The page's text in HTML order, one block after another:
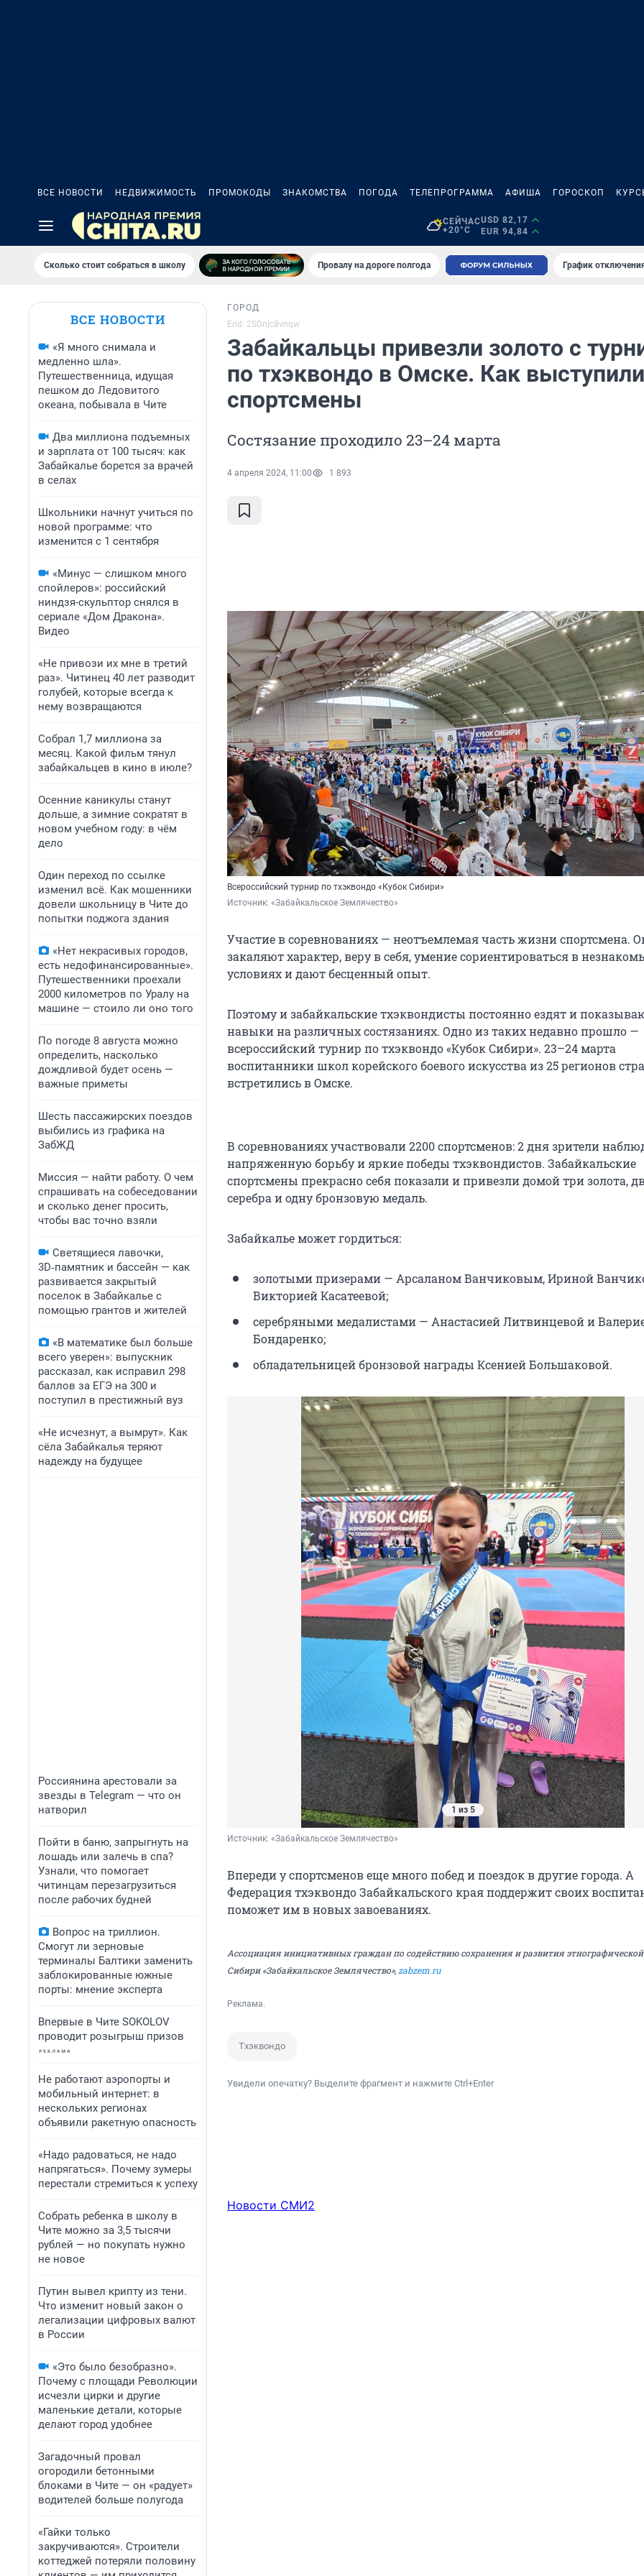
ВСЕ НОВОСТИ НЕДВИЖИМОСТЬ ПРОМОКОДЫ ЗНАКОМСТВА ПОГОДА ТЕЛЕПРОГРАММА АФИША ГОРОСКОП
СЕЙЧАС
+20°C
USD 82,17
EUR 94,84
Сколько стоит собраться в школу Провалу на дороге полгода График
ВСЕ НОВОСТИ
«Я много снимала и
медленно шла».
Путешественница, идущая
пешком до Ледовитого
океана, побывала в Чите
Два миллиона подъемных
и зарплата от 100 тысяч: как
Забайкалье борется за врачей
в селах
Школьники начнут учиться по
новой программе: что
изменится с 1 сентября
«Минус — слишком много
спойлеров»: российский
ниндзя-скульптор снялся в
сериале «Дом Дракона».
Видео
«Не привози их мне в третий
раз». Читинец 40 лет разводит
голубей, которые всегда к
нему возвращаются
Собрал 1,7 миллиона за
месяц. Какой фильм тянул
забайкальцев в кино в июле?
Осенние каникулы станут
дольше, а зимние сократят в
новом учебном году: в чём
дело
Один переход по ссылке
изменил всё. Как мошенники
довели школьницу в Чите до
попытки поджога здания
«Нет некрасивых городов,
есть недофинансированные».
Путешественники проехали
2000 километров по Уралу на
машине — стоило ли оно того
По погоде 8 августа можно
определить, насколько
дождливой будет осень —
важные приметы
Шесть пассажирских поездов
выбились из графика на
ЗабЖД
Миссия — найти работу. О чем
спрашивать на собеседовании
и сколько денег просить,
чтобы вас точно взяли
Светящиеся лавочки,
3D‑памятник и бассейн — как
развивается закрытый
поселок в Забайкалье с
помощью грантов и жителей
«В математике был больше
всего уверен»: выпускник
рассказал, как исправил 298
баллов за ЕГЭ на 300 и
поступил в престижный вуз
«Не исчезнут, а вымрут». Как
сёла Забайкалья теряют
надежду на будущее
Россиянина арестовали за
звезды в Telegram — что он
натворил
Пойти в баню, запрыгнуть на
лошадь или залечь в спа?
Узнали, что помогает
читинцам перезагрузиться
после рабочих будней
Вопрос на триллион.
Смогут ли зерновые
терминалы Балтики заменить
заблокированные южные
порты: мнение эксперта
Впервые в Чите SOKOLOV
проводит розыгрыш призов
Не работают аэропорты и
мобильный интернет: в
нескольких регионах
объявили ракетную опасность
«Надо радоваться, не надо
напрягаться». Почему зумеры
перестали стремиться к успеху
Собрать ребенка в школу в
Чите можно за 3,5 тысячи
рублей — но покупать нужно
не новое
Путин вывел крипту из тени.
Что изменит новый закон о
легализации цифровых валют
в России
«Это было безобразно».
Почему с площади Революции
исчезли цирки и другие
маленькие детали, которые
делают город удобнее
Загадочный провал
огородили бетонными
блоками в Чите — он «радует»
водителей больше полугода
«Гайки только
закручиваются». Строители
коттеджей потеряли половину
ГОРОД
Erid: 2SDnjc8vnqw
Забайкальцы привезли золото с
по тхэквондо в Омске. Как выступили
спортсмены
Состязание проходило 23–24 марта
4 апреля 2024, 11:00 1 893
Всероссийский турнир по тхэквондо «Кубок Сибири»
Источник: «Забайкальское Землячество»
Участие в соревнованиях — неотъемлемая часть жизни спортсмена.
закаляют характер, веру в себя, умение сориентироваться в
условиях и дают бесценный опыт.
Поэтому и забайкальские тхэквондисты постоянно ездят и
навыки на различных состязаниях. Одно из таких недавно прошло —
всероссийский турнир по тхэквондо «Кубок Сибири». 23–24 марта
воспитанники школ корейского боевого искусства из 25 регионов
встретились в Омске.
В соревнованиях участвовали 2200 спортсменов: 2 дня зрители
напряженную борьбу и яркие победы тхэквондистов. Забайкальские
спортсмены прекрасно себя показали и привезли домой три золота,
серебра и одну бронзовую медаль.
Забайкалье может гордиться:
золотыми призерами — Арсаланом Ванчиковым, Ириной
Викторией Касатеевой;
серебряными медалистами — Анастасией Литвинцевой и
Бондаренко;
обладательницей бронзовой награды Ксенией Большаковой.
1 из 5
Источник: «Забайкальское Землячество»
Впереди у спортсменов еще много побед и поездок в другие города. А
Федерация тхэквондо Забайкальского края поддержит своих
поможет им в новых завоеваниях.
Ассоциация инициативных граждан по содействию сохранения и развития
Сибири «Забайкальское Землячество», zabzem.ru
Реклама.
Тхэквондо
Увидели опечатку? Выделите фрагмент и нажмите Ctrl+Enter
Новости СМИ2